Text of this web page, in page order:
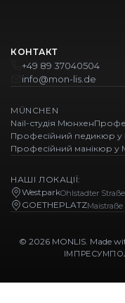
КОНТАКТ
+49 89 37040504
info@mon-lis.de
MÜNCHEN
Nail-студія Мюнхен
Професійний педикюр у
Професійний манікюр у
НАШІ ЛОКАЦІЇ:
WestparkOhlstadter
GOETHEPLATZ
© 2026 MONLIS. Made
ІМПРЕСУМ